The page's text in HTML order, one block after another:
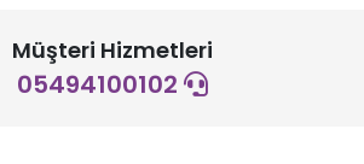
Müşteri Hizmetleri
05494100102